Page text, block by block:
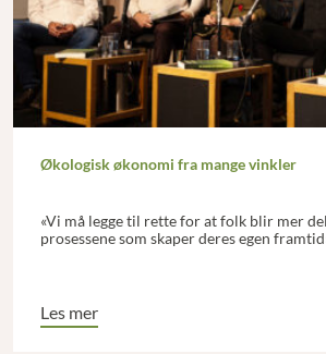
Økologisk økonomi fra mange vinkler
«Vi må legge til rette for at folk blir mer
prosessene som skaper deres egen
Les mer